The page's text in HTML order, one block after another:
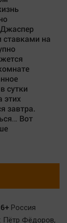
на
сутки
этих
завтра.
Вот
Россия
Пётр Фёдоров,